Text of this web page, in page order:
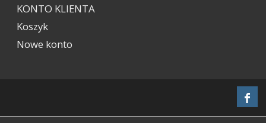
KONTO KLIENTA
Koszyk
Nowe konto